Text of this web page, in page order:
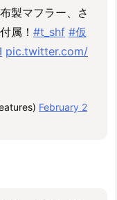
製マフラー、さ
属！ #t_shf #仮
pic.twitter.com/
February 2